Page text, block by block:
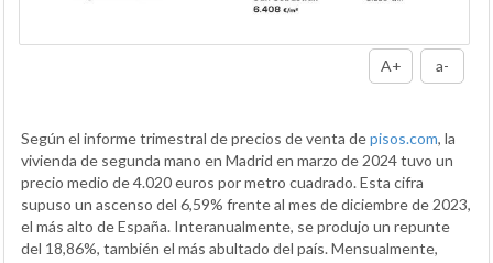
A+ a-
Según el informe trimestral de precios de venta depisos.com, la
vivienda de segunda mano en Madrid en marzo de 2024 tuvo un
precio medio de 4.020 euros por metro cuadrado. Esta cifra
supuso un ascenso del 6,59% frente al mes de diciembre de 2023,
el más alto de España. Interanualmente, se produjo un repunte
del 18,86%, también el más abultado del país. Mensualmente,